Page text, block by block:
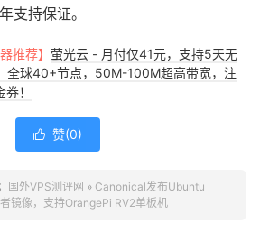
支持保证。
推荐】 萤光云 - 月付仅41元，支持5天无
全球40+节点，50M-100M超高带宽，注
！
 赞(0)
国外VPS测评网 » Canonical发布Ubuntu
镜像，支持OrangePi RV2单板机